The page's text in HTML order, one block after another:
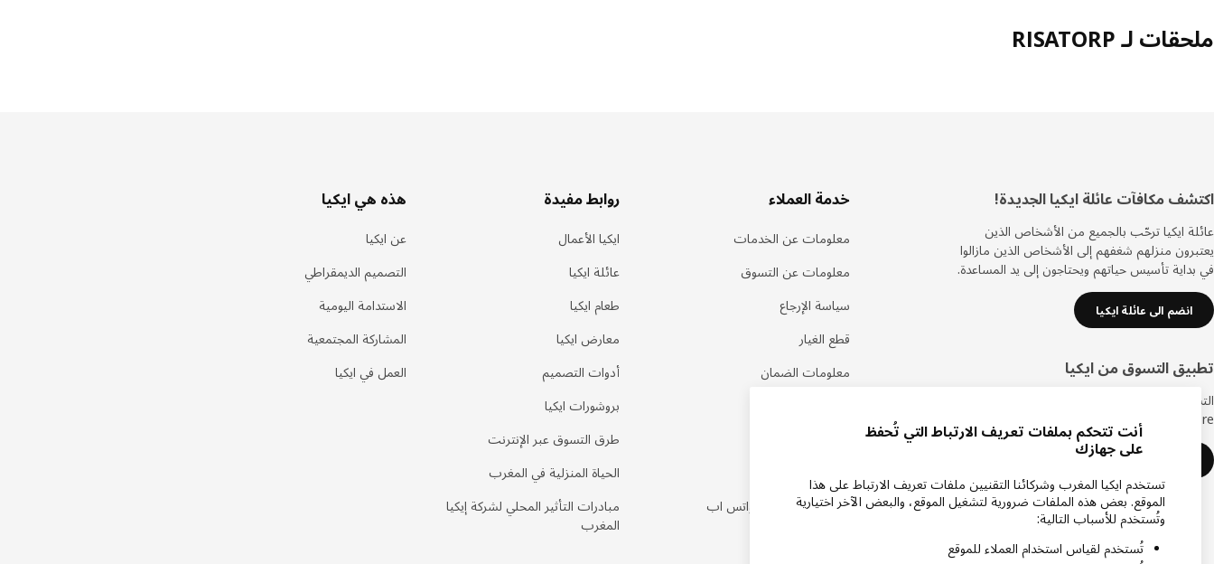
ملحقات لـ RISATORP
تذييل
اكتشف مكافآت عائلة ايكيا الجديدة!
عائلة ايكيا ترحّب بالجميع من الأشخاص الذين
يعتبرون منزلهم شغفهم إلى الأشخاص الذين مازالوا
في بداية تأسيس حياتهم ويحتاجون إلى يد المساعدة.
انضم الى عائلة ايكيا
تطبيق التسوق من ايكيا
التسوق في ايكيا أصبح أكثر سهولة مع تطبيق متجر
IKEA Store الجديد.
حمل تطبيق ايكيا
خدمة العملاء
معلومات عن الخدمات
معلومات عن التسوق
سياسة الإرجاع
قطع الغيار
معلومات الضمان
خدمة الطلب عبر الواتس اب
روابط مفيدة
ايكيا الأعمال
عائلة ايكيا
طعام ايكيا
معارض ايكيا
أدوات التصميم
بروشورات ايكيا
طرق التسوق عبر الإنترنت
الحياة المنزلية في المغرب
مبادرات التأثير المحلي لشركة إيكيا
المغرب
هذه هي ايكيا
عن ايكيا
التصميم الديمقراطي
الاستدامة اليومية
المشاركة المجتمعية
العمل في ايكيا
أنت تتحكم بملفات تعريف الارتباط التي تُحفظ
على جهازك
تستخدم ايكيا المغرب وشركائنا التقنيين ملفات تعريف الارتباط على هذا
الموقع. بعض هذه الملفات ضرورية لتشغيل الموقع، والبعض الآخر اختيارية
وتُستخدم للأسباب التالية:
تُستخدم لقياس استخدام العملاء للموقع